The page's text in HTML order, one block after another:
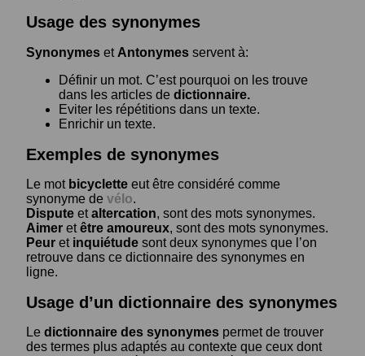
Usage des synonymes
Synonymes et Antonymes servent à:
Définir un mot. C’est pourquoi on les trouve
dans les articles de dictionnaire.
Eviter les répétitions dans un texte.
Enrichir un texte.
Exemples de synonymes
Le mot bicyclette eut être considéré comme
synonyme de vélo.
Dispute etaltercation, sont des mots synonymes.
Aimer etêtre amoureux, sont des mots synonymes.
Peur et inquiétude sont deux synonymes que l’on
retrouve dans ce dictionnaire des synonymes en
ligne.
Usage d’un dictionnaire des synonymes
Le dictionnaire des synonymes permet de trouver
des termes plus adaptés au contexte que ceux dont